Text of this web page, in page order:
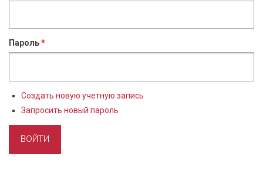
Пароль*
Создать новую учетную запись
Запросить новый пароль